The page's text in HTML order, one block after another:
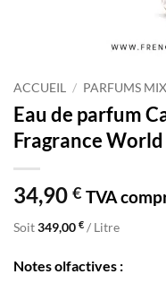
ACCUEIL / PARFUMS
Eau de parfum
Fragrance World
34,90 € TVA
Soit349,00 € / Litre
Notes olfactives :